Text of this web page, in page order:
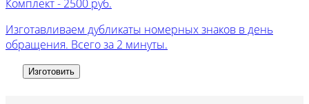
Комплект - 2500 руб.
Изготавливаем дубликаты номерных знаков в день
обращения. Всего за 2 минуты.
Изготовить